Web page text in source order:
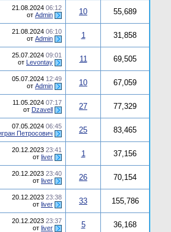
21.08.2024 06:12
от Admin 10 55,689
21.08.2024 06:10
от Admin 1 31,858
25.07.2024 09:01
от Levontay 11 69,505
05.07.2024 12:49
от Admin 10 67,059
11.05.2024 07:17
от Dzavell 27 77,329
07.05.2024 06:45
Петросович 25 83,465
20.12.2023 23:41
от liver 1 37,156
20.12.2023 23:40
от liver 26 70,154
20.12.2023 23:38
от liver 33 155,786
20.12.2023 23:37
от liver 5 36,168